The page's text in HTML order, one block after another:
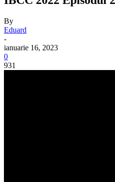
By
Eduard
-
ianuarie 16, 2023
0
931